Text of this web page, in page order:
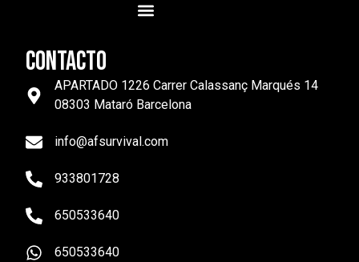
CONTACTO
APARTADO 1226 Carrer Calassanç Marqués 14
08303 Mataró Barcelona
info@afsurvival.com
933801728
650533640
650533640